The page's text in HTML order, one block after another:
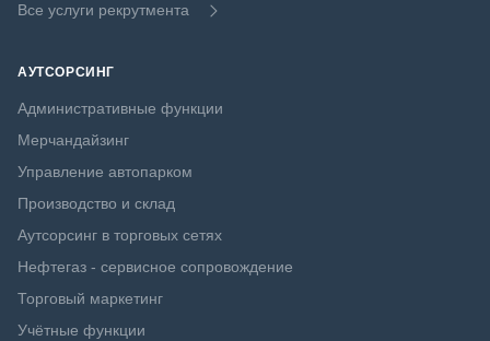
Все услуги рекрутмента
АУТСОРСИНГ
Административные функции
Мерчандайзинг
Управление автопарком
Производство и склад
Аутсорсинг в торговых сетях
Нефтегаз - сервисное сопровождение
Торговый маркетинг
Учётные функции